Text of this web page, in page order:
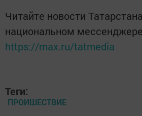
Читайте новости
национальном
https://max.ru/tatmedia
Теги:
ПРОИШЕСТВИЕ